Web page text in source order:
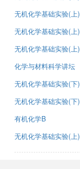
无机化学基础实验(上)
无机化学基础实验(上)
无机化学基础实验(上)
化学与材料科学讲坛
无机化学基础实验(下)
无机化学基础实验(下)
有机化学B
无机化学基础实验(上)